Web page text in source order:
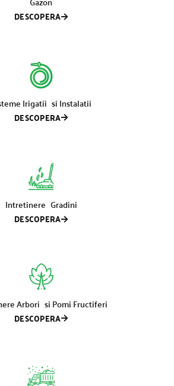
DESCOPERA
Irigatii si Instalatii
DESCOPERA
Intretinere Gradini
DESCOPERA
Arbori si Pomi Fructiferi
DESCOPERA